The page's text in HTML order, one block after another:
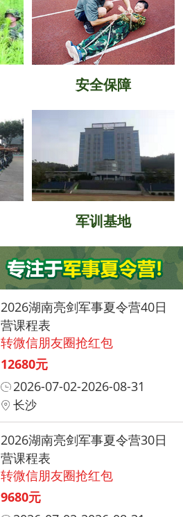
安全保障
军训基地
2026湖南亮剑军事夏令营40日
营课程表
转微信朋友圈抢红包
12680元
2026-07-02-2026-08-31
长沙
2026湖南亮剑军事夏令营30日
营课程表
转微信朋友圈抢红包
9680元